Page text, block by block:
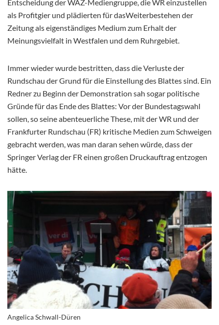
Entscheidung der WAZ-Mediengruppe, die WR einzustellen
als Profitgier und plädierten für dasWeiterbestehen der
Zeitung als eigenständiges Medium zum Erhalt der
Meinungsvielfalt in Westfalen und dem Ruhrgebiet.
Immer wieder wurde bestritten, dass die Verluste der
Rundschau der Grund für die Einstellung des Blattes sind. Ein
Redner zu Beginn der Demonstration sah sogar politische
Gründe für das Ende des Blattes: Vor der Bundestagswahl
sollen, so seine abenteuerliche These, mit der WR und der
Frankfurter Rundschau (FR) kritische Medien zum Schweigen
gebracht werden, was man daran sehen würde, dass der
Springer Verlag der FR einen großen Druckauftrag entzogen
hätte.
Angelica Schwall-Düren